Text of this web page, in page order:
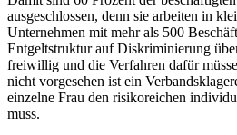
ausgeschlossen, denn sie arbeiten in
Unternehmen mit mehr als 500
Entgeltstruktur auf Diskriminierung
freiwillig und die Verfahren dafür
nicht vorgesehen ist ein
einzelne Frau den risikoreichen
muss.